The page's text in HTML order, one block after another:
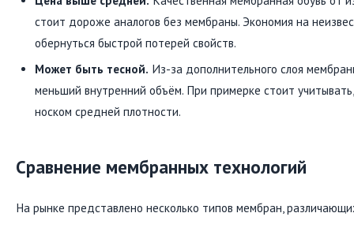
стоит дороже аналогов без мембраны. Экономия на
обернуться быстрой потерей свойств.
Может быть тесной. Из-за дополнительного слоя
меньший внутренний объём. При примерке стоит
носком средней плотности.
Сравнение мембранных технологий
На рынке представлено несколько типов мембран,